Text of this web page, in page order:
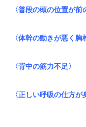
〈普段の頭の位置が前
〈体幹の動きが悪く胸
〈背中の筋力不足〉
〈正しい呼吸の仕方が